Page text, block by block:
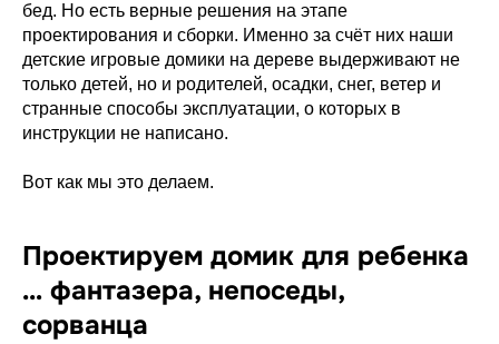
бед. Но есть верные решения на этапе
проектирования и сборки. Именно за счёт них наши
детские игровые домики на дереве выдерживают не
только детей, но и родителей, осадки, снег, ветер и
странные способы эксплуатации, о которых в
инструкции не написано.
Вот как мы это делаем.
Проектируем домик для ребенка
… фантазера, непоседы,
сорванца